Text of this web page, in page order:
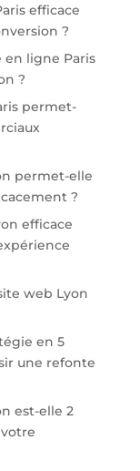
efficace
?
en ligne Paris
?
permet-
permet-elle
?
efficace
web Lyon
en 5
une refonte
est-elle 2